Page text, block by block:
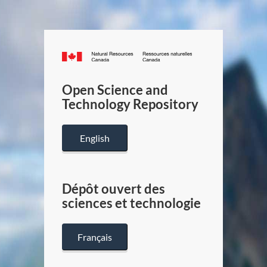
Canada.ca
/
Canada
Open Science and
Technology Repository
English
Dépôt ouvert des
sciences et technologie
Français